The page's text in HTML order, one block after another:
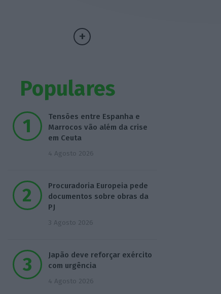
Populares
Tensões entre Espanha e
Marrocos vão além da crise
em Ceuta
4 Agosto 2026
Procuradoria Europeia pede
documentos sobre obras da
PJ
3 Agosto 2026
Japão deve reforçar exército
com urgência
4 Agosto 2026